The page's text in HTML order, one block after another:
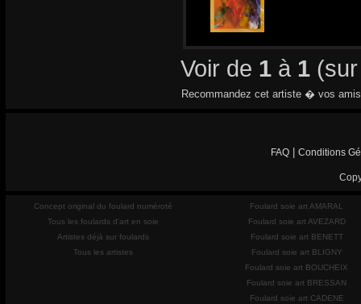
Voir de 1 à 1
Recommandez cet artiste � vos
FAQ Conditions
Concept original du foulard numéroté
Tous les foulards d'art en soie
Artistes déjà sur foulards
Tous les artistes
Foulard soie art AMARAL
Foulard soie art AVEZARD
Foulard soie art BENETT
Foulard soie art BLIGNY
Foulard soie art BOUCHEIX
Foulard soie art BRESSAN
Foulard soie art CADENE